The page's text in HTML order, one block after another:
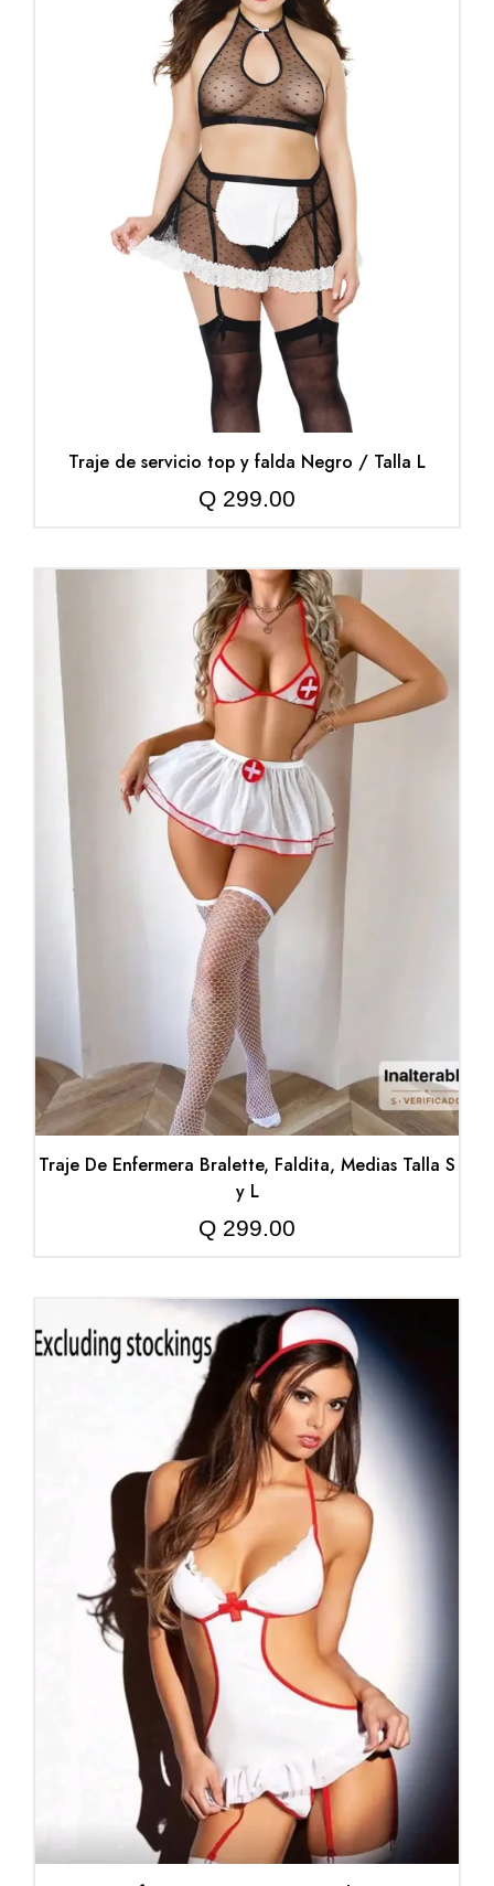
Traje de servicio top y falda Negro / Talla L
Q 299.00
Traje De Enfermera Bralette, Faldita, Medias Talla S
y L
Q 299.00